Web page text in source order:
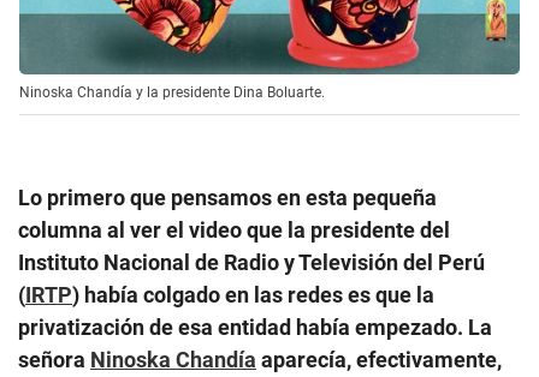
Ninoska Chandía y la presidente Dina Boluarte.
Lo primero que pensamos en esta pequeña
columna al ver el video que la presidente del
Instituto Nacional de Radio y Televisión del Perú
(IRTP) había colgado en las redes es que la
privatización de esa entidad había empezado. La
señora Ninoska Chandía aparecía, efectivamente,